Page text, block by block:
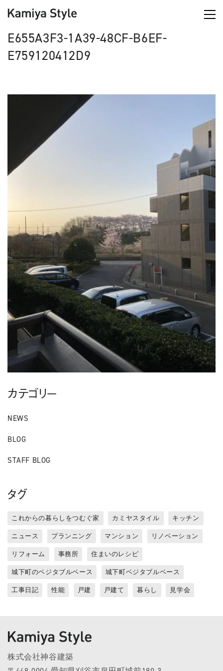
E655A3F3-1A39-48CF-B6EF-
E759120412D9
カテゴリー
NEWS
BLOG
STAFF BLOG
タグ
これからの暮らしをつむぐ家 カミヤスタイル キッチン
ニュース プランニング マンション リノベーション
リフォーム 事務所 住まいのレシピ
城下町のベジタブルベース 城下町ベジタブルベース
工事日記 性能 戸建 戸建て 暮らし 見学会
株式会社神谷建築